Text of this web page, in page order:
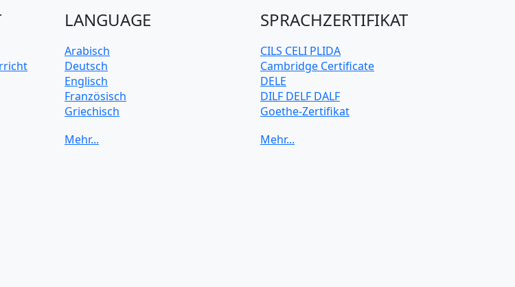
LANGUAGE
Arabisch
Deutsch
Englisch
Französisch
Griechisch
Japanisch
SPRACHZERTIFIKAT
CILS CELI PLIDA
Cambridge Certificate
DELE
DILF DELF DALF
Goethe-Zertifikat
TELC